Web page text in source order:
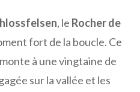
, le Rocher de
fort de la boucle. Ce
à une vingtaine de
sur la vallée et les